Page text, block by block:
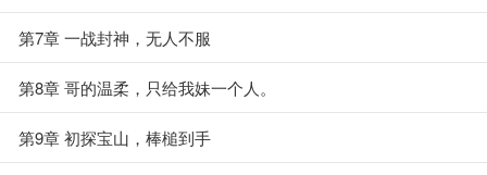
第7章 一战封神，无人不服
第8章 哥的温柔，只给我妹一个人。
第9章 初探宝山，棒槌到手